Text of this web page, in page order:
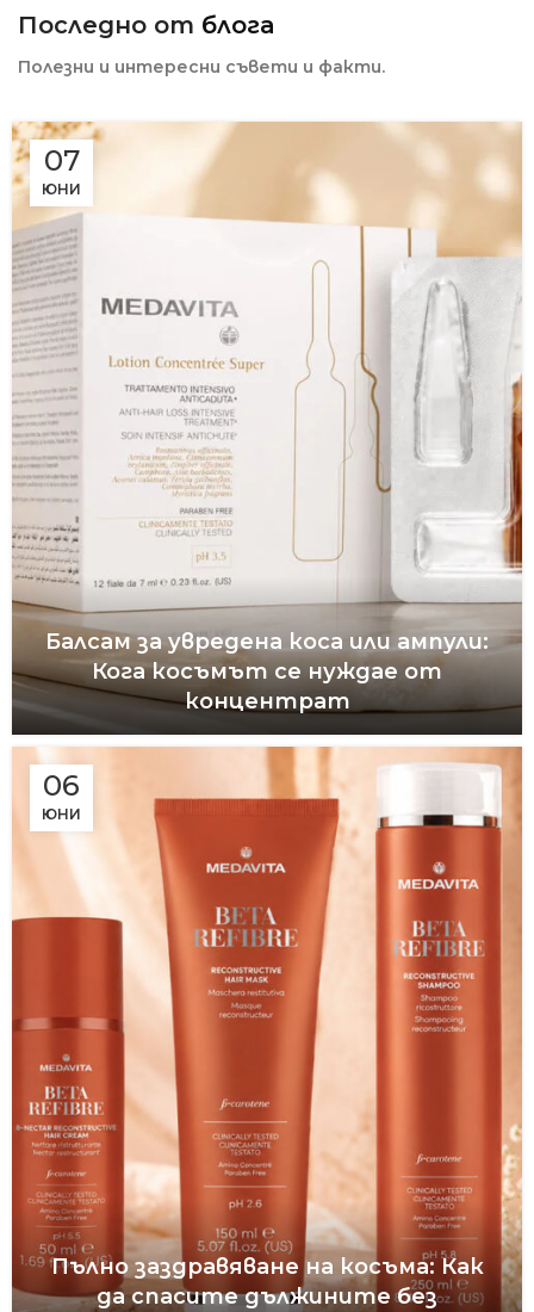
Последно от блога
Полезни и интересни съвети и факти.
07
ЮНИ
Балсам за увредена коса или ампули:
Кога косъмът се нуждае от
концентрат
06
ЮНИ
Пълно заздравяване на косъма: Как
да спасите дължините без